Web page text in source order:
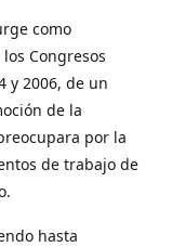
como
Congresos
y 2006, de un
de la
por la
de trabajo de
hasta